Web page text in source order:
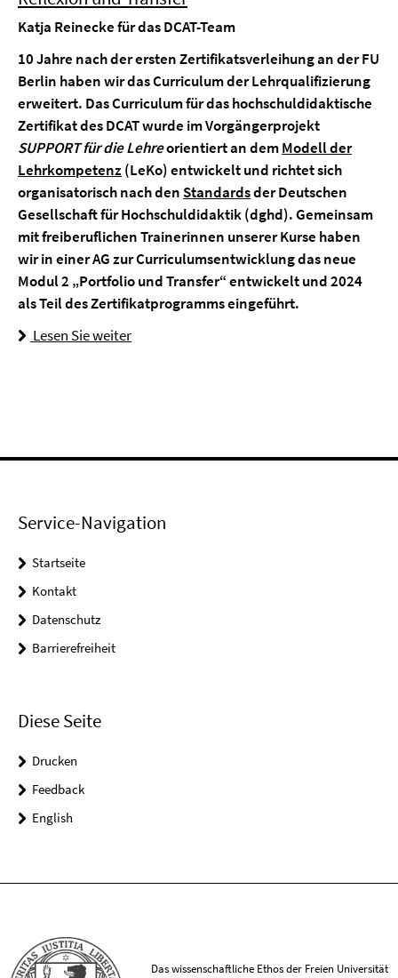
Katja Reinecke für das DCAT-Team
10 Jahre nach der ersten Zertifikatsverleihung an der FU
Berlin haben wir das Curriculum der Lehrqualifizierung
erweitert. Das Curriculum für das hochschuldidaktische
Zertifikat des DCAT wurde im Vorgängerprojekt
SUPPORT für die Lehreorientiert an demModell der
Lehrkompetenz(LeKo) entwickelt und richtet sich
organisatorisch nach den Standardsder Deutschen
Gesellschaft für Hochschuldidaktik (dghd). Gemeinsam
mit freiberuflichen Trainerinnen unserer Kurse haben
wir in einer AG zur Curriculumsentwicklung das neue
Modul 2 „Portfolio und Transfer“ entwickelt und 2024
als Teil des Zertifikatprogramms eingeführt.
Lesen Sie weiter
Service-Navigation
Startseite
Kontakt
Datenschutz
Barrierefreiheit
Diese Seite
Drucken
Feedback
English
Das wissenschaftliche Ethos der Freien Universität